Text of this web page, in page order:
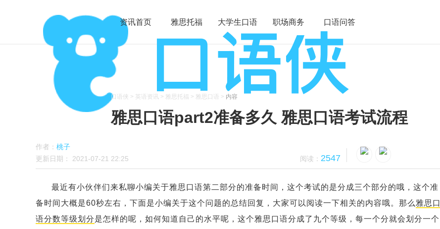
资讯首页 雅思托福 大学生口语 职场商务 口语问答
口语侠 > 英语资讯 > 雅思托福 > 雅思口语 > 内容
雅思口语part2准备多久 雅思口语考试流程
作者： 桃子
更新日期： 2021-07-21 22:25 阅读： 2547
最近有小伙伴们来私聊小编关于雅思口语第二部分的准备时间，这个考试的是分成三个部分的哦，这个准
备时间大概是60秒左右，下面是小编关于这个问题的总结回复，大家可以阅读一下相关的内容哦。那么 雅思口
语分数等级划分是怎样的呢，如何知道自己的水平呢，这个雅思口语分成了九个等级，每一个分就会划分一个